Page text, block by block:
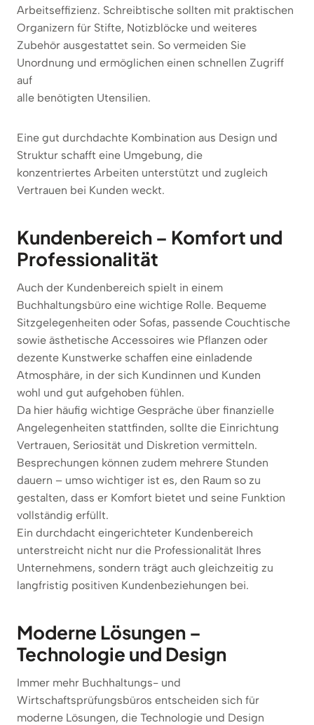
Arbeitseffizienz. Schreibtische sollten mit praktischen
Organizern für Stifte, Notizblöcke und weiteres
Zubehör ausgestattet sein. So vermeiden Sie
Unordnung und ermöglichen einen schnellen Zugriff
auf
alle benötigten Utensilien.
Eine gut durchdachte Kombination aus Design und
Struktur schafft eine Umgebung, die
konzentriertes Arbeiten unterstützt und zugleich
Vertrauen bei Kunden weckt.
Kundenbereich – Komfort und
Professionalität
Auch der Kundenbereich spielt in einem
Buchhaltungsbüro eine wichtige Rolle. Bequeme
Sitzgelegenheiten oder Sofas, passende Couchtische
sowie ästhetische Accessoires wie Pflanzen oder
dezente Kunstwerke schaffen eine einladende
Atmosphäre, in der sich Kundinnen und Kunden
wohl und gut aufgehoben fühlen.
Da hier häufig wichtige Gespräche über finanzielle
Angelegenheiten stattfinden, sollte die Einrichtung
Vertrauen, Seriosität und Diskretion vermitteln.
Besprechungen können zudem mehrere Stunden
dauern – umso wichtiger ist es, den Raum so zu
gestalten, dass er Komfort bietet und seine Funktion
vollständig erfüllt.
Ein durchdacht eingerichteter Kundenbereich
unterstreicht nicht nur die Professionalität Ihres
Unternehmens, sondern trägt auch gleichzeitig zu
langfristig positiven Kundenbeziehungen bei.
Moderne Lösungen –
Technologie und Design
Immer mehr Buchhaltungs- und
Wirtschaftsprüfungsbüros entscheiden sich für
moderne Lösungen, die Technologie und Design